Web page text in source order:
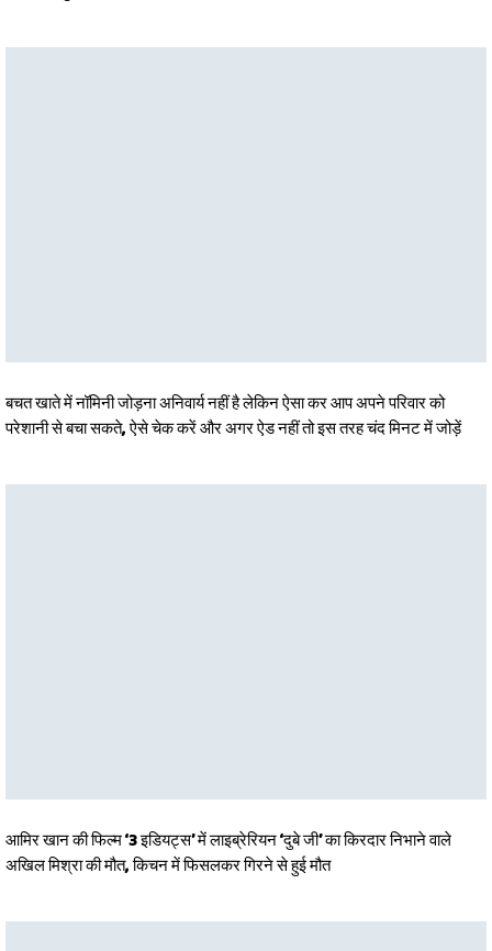
बचत खाते में नॉमिनी जोड़ना अनिवार्य नहीं है लेकिन ऐसा कर आप अपने परिवार को
परेशानी से बचा सकते, ऐसे चेक करें और अगर ऐड नहीं तो इस तरह चंद मिनट में जोड़ें
आमिर खान की फिल्म ‘3 इडियट्स’ में लाइब्रेरियन ‘दुबे जी’ का किरदार निभाने वाले
अखिल मिश्रा की मौत, किचन में फिसलकर गिरने से हुई मौत